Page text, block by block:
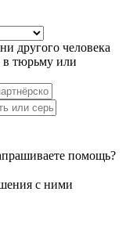
другого человека
в тюрьму или
помощь?
с ними